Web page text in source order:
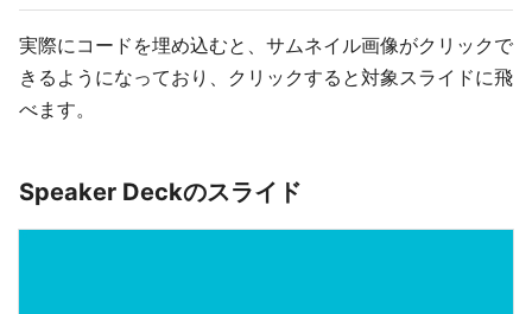
実際にコードを埋め込むと、サムネイル画像がクリックで
きるようになっており、クリックすると対象スライドに飛
べます。
Speaker Deckのスライド